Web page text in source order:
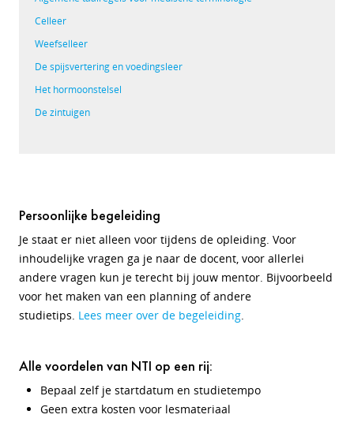
Celleer
Weefselleer
De spijsvertering en voedingsleer
Het hormoonstelsel
De zintuigen
Persoonlijke begeleiding
Je staat er niet alleen voor tijdens de opleiding. Voor
inhoudelijke vragen ga je naar de docent, voor allerlei
andere vragen kun je terecht bij jouw mentor. Bijvoorbeeld
voor het maken van een planning of andere
studietips. Lees meer over de begeleiding.
Alle voordelen van NTI op een rij:
Bepaal zelf je startdatum en studietempo
Geen extra kosten voor lesmateriaal